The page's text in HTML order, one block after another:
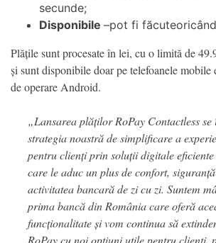
secunde;
Disponibile –pot fi
Plățile sunt procesate în lei, cu o limită de
și sunt disponibile doar pe telefoanele mobile
de operare Android.
„Lansarea plăților RoPay Contactless
strategia noastră de simplificare a
pentru clienți prin soluții digitale
care le aduc un plus de confort,
activitatea bancară de zi cu zi. Suntem
prima bancă din România care oferă
funcționalitate și vom continua să
RoPay cu noi opțiuni utile pentru clienți,